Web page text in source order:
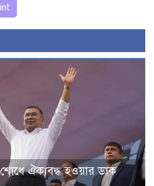
ঐক্যবদ্ধ হওয়ার ডাক